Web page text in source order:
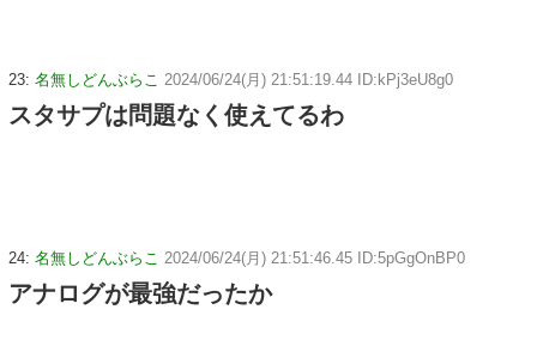
23: 名無しどんぶらこ 2024/06/24(月) 21:51:19.44 ID:kPj3eU8g0
スタサプは問題なく使えてるわ
24: 名無しどんぶらこ 2024/06/24(月) 21:51:46.45 ID:5pGgOnBP0
アナログが最強だったか